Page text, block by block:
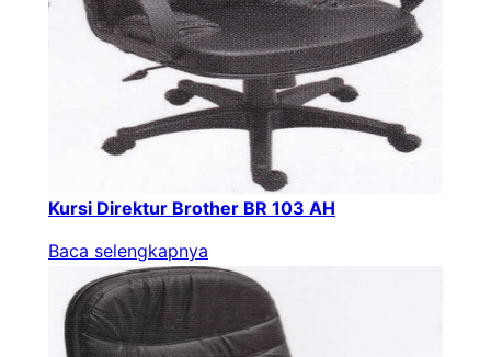
Kursi Direktur Brother BR 103 AH
Baca selengkapnya